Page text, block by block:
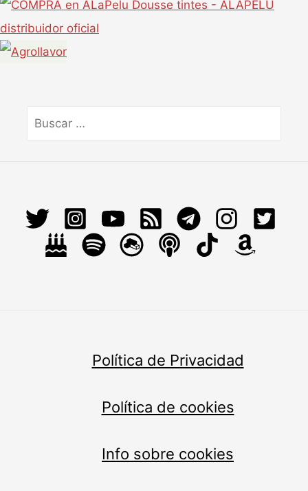
por:
Política de Privacidad
Política de cookies
Info sobre cookies